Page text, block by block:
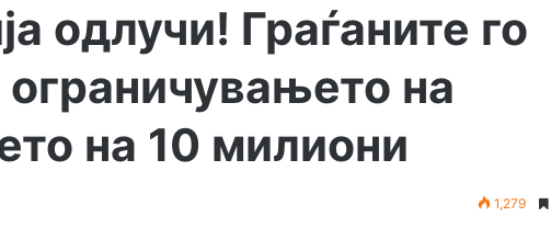
одлучи! Граѓаните го
на
на 10 милиони
1,279